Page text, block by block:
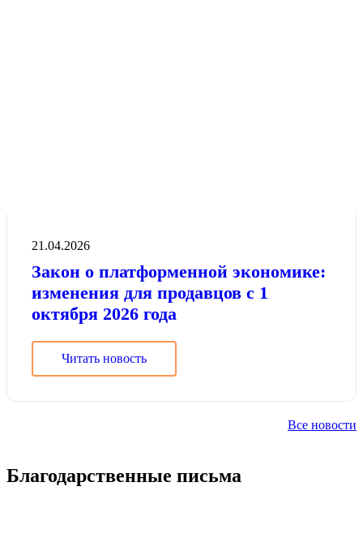
21.04.2026
Закон о платформенной экономике:
изменения для продавцов с 1
октября 2026 года
Читать новость
Все новости
Благодарственные письма